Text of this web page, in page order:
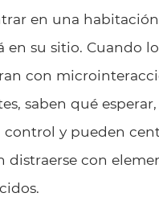
en una
en su sitio. Cuando
con
saben qué
y pueden
distraerse con